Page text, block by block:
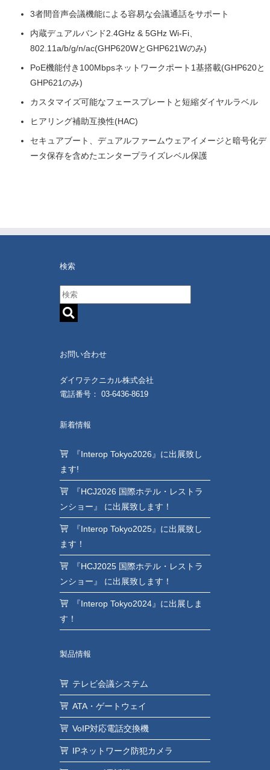
3者間音声会議機能による容易な会議通話をサポート
内蔵デュアルバンド2.4GHz & 5GHz Wi-Fi、
802.11a/b/g/n/ac(GHP620WとGHP621Wのみ)
PoE機能付き100Mbpsネットワークポート1基搭載(GHP620と
GHP621のみ)
カスタマイズ可能なフェースプレートと短縮ダイヤルラベル
ヒアリング補助互換性(HAC)
セキュアブート、デュアルファームウェアイメージと暗号化デ
ータ保存を含めたエンタープライズレベル保護
検索
お問い合わせ
ダイワテクニカル株式会社
電話番号： 03-6436-8619
新着情報
『Interop Tokyo2026』に出展致し
ます!
『HCJ2026 国際ホテル・レストラ
ンショー』 に出展致します！
『Interop Tokyo2025』に出展致し
ます！
『HCJ2025 国際ホテル・レストラ
ンショー』 に出展致します！
『Interop Tokyo2024』に出展しま
す！
製品情報
テレビ会議システム
ATA・ゲートウェイ
VoIP対応電話交換機
IPネットワーク防犯カメラ